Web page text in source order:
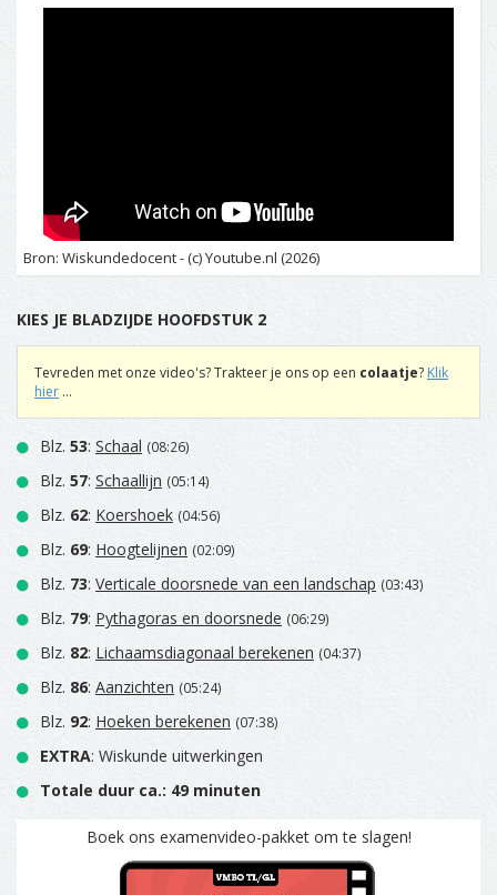
Bron: Wiskundedocent - (c) Youtube.nl (2026)
KIES JE BLADZIJDE HOOFDSTUK 2
Tevreden met onze video's? Trakteer je ons op een colaatje? Klik
hier ...
Blz. 53: Schaal (08:26)
Blz. 57: Schaallijn (05:14)
Blz. 62: Koershoek (04:56)
Blz. 69: Hoogtelijnen (02:09)
Blz. 73: Verticale doorsnede van een landschap (03:43)
Blz. 79: Pythagoras en doorsnede (06:29)
Blz. 82: Lichaamsdiagonaal berekenen (04:37)
Blz. 86: Aanzichten (05:24)
Blz. 92: Hoeken berekenen (07:38)
EXTRA: Wiskunde uitwerkingen
Totale duur ca.: 49 minuten
Boek ons examenvideo-pakket om te slagen!